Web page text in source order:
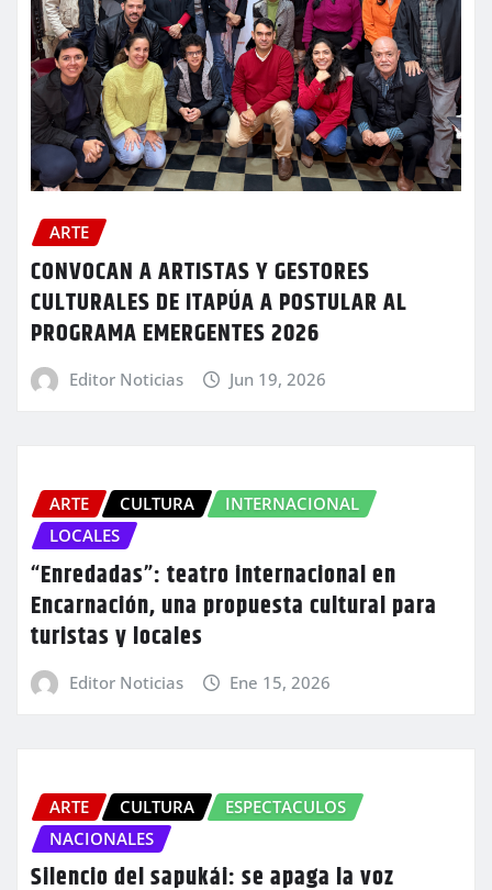
ARTE
CONVOCAN A ARTISTAS Y GESTORES
CULTURALES DE ITAPÚA A POSTULAR AL
PROGRAMA EMERGENTES 2026
Editor Noticias Jun 19, 2026
ARTE CULTURA
INTERNACIONAL
LOCALES
“Enredadas”: teatro internacional en
Encarnación, una propuesta cultural para
turistas y locales
Editor Noticias Ene 15, 2026
ARTE CULTURA
ESPECTACULOS
NACIONALES
Silencio del sapukái: se apaga la voz